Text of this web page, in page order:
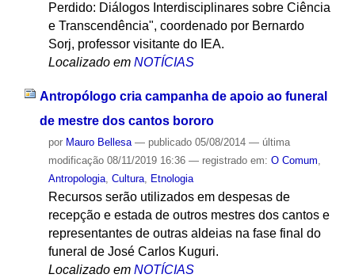
Perdido: Diálogos Interdisciplinares sobre Ciência
e Transcendência", coordenado por Bernardo
Sorj, professor visitante do IEA.
Localizado em NOTÍCIAS
Antropólogo cria campanha de apoio ao funeral
de mestre dos cantos bororo
por Mauro Bellesa — publicado05/08/2014 — última
modificação08/11/2019 16:36 — registrado em: O Comum,
Antropologia, Cultura, Etnologia
Recursos serão utilizados em despesas de
recepção e estada de outros mestres dos cantos e
representantes de outras aldeias na fase final do
funeral de José Carlos Kuguri.
Localizado em NOTÍCIAS